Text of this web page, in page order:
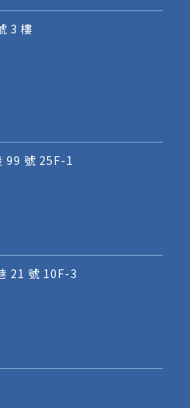
3 樓
99 號 25F-1
21 號 10F-3